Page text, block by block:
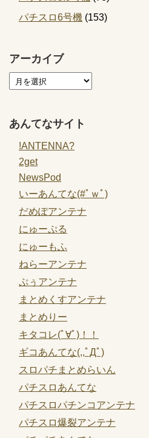
パチスロ6号機 (153)
アーカイブ
あんてなサイト
!ANTENNA?
2get
NewsPod
いーあんてな(#ﾟｗﾟ)
だめぽアンテナ
にゅーぷる
にゅーもふ
ねらーアンテナ
ぷぅアンテナ
まとめくすアンテナ
まとめりー
キタコレ(ﾟ∀ﾟ)！！
ギコあんてな(,,ﾟДﾟ)
スロパチまとめらいん
パチスロあんてな
パチスロパチンコアンテナ
パチスロ爆裂アンテナ